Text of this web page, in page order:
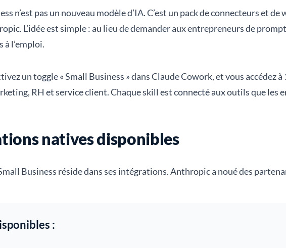
n’est pas un nouveau modèle d’IA. C’est un pack de connecteurs et
L’idée est simple : au lieu de demander aux entrepreneurs de
l’emploi.
un toggle « Small Business » dans Claude Cowork, et vous accédez
RH et service client. Chaque skill est connecté aux outils que
natives disponibles
Business réside dans ses intégrations. Anthropic a noué des
: